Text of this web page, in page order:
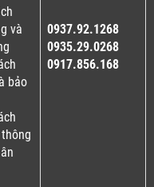
và
bảo
0937.92.1268
0935.29.0268
0917.856.168